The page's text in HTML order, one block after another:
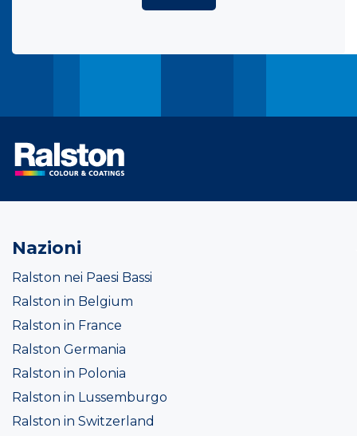
Nazioni
Ralston nei Paesi Bassi
Ralston in Belgium
Ralston in France
Ralston Germania
Ralston in Polonia
Ralston in Lussemburgo
Ralston in Switzerland